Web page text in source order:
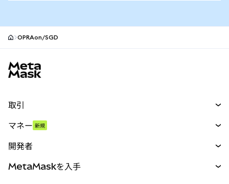
OPRAon/SGD
取引
パーペチュアル
RWA
マネー 新規
開発者
MetaMaskを入手